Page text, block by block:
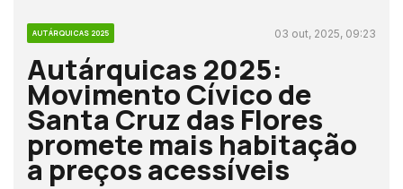
AUTÁRQUICAS 2025 03 out, 2025, 09:23
Autárquicas 2025:
Movimento Cívico de
Santa Cruz das Flores
promete mais habitação
a preços acessíveis